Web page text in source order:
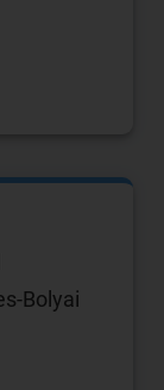
Bolyai